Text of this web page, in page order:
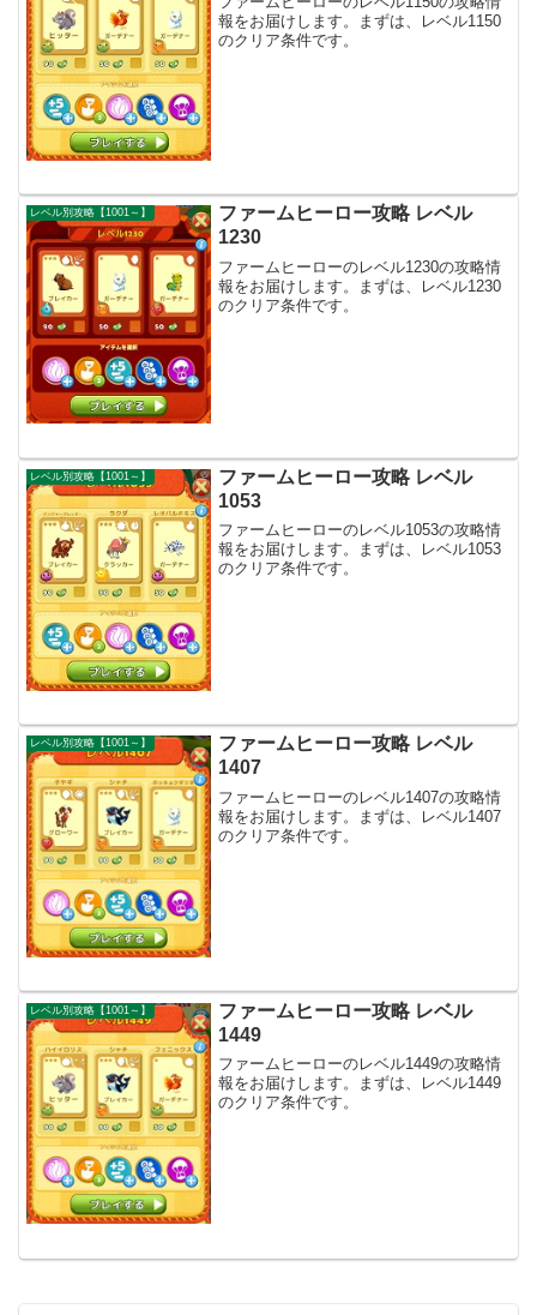
報をお届けします。まずは、レベル1150
のクリア条件です。
レベル別攻略【1001～】
ファームヒーロー攻略 レベル
1230
ファームヒーローのレベル1230の攻略情
報をお届けします。まずは、レベル1230
のクリア条件です。
レベル別攻略【1001～】
ファームヒーロー攻略 レベル
1053
ファームヒーローのレベル1053の攻略情
報をお届けします。まずは、レベル1053
のクリア条件です。
レベル別攻略【1001～】
ファームヒーロー攻略 レベル
1407
ファームヒーローのレベル1407の攻略情
報をお届けします。まずは、レベル1407
のクリア条件です。
レベル別攻略【1001～】
ファームヒーロー攻略 レベル
1449
ファームヒーローのレベル1449の攻略情
報をお届けします。まずは、レベル1449
のクリア条件です。